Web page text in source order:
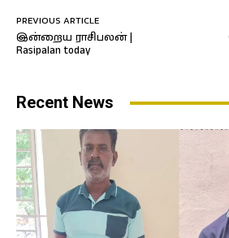
PREVIOUS ARTICLE
இன்றைய ராசிபலன் |
Rasipalan today
Recent News